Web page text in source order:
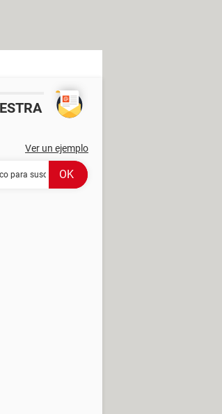
Ver un ejemplo